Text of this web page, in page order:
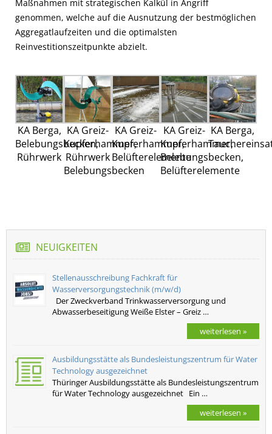
Maßnahmen mit strategischen Kalkül in Angriff
genommen, welche auf die Ausnutzung der bestmöglichen
Aggregatlaufzeiten und die optimalsten
Reinvestitionszeitpunkte abzielt.
KA Berga,
Belebungsbecken,
Rührwerk
KA Greiz-
Kupferhammer,
Rührwerk
Belebungsbecken
KA Greiz-
Kupferhammer,
Belüfterelemente
KA Greiz-
Kupferhammer,
Belebungsbecken,
Belüfterelemente
KA Berga,
NEUIGKEITEN
Stellenausschreibung Fachkraft für
Wasserversorgungstechnik (m/w/d)
Der Zweckverband Trinkwasserversorgung und
Abwasserbeseitigung Weiße Elster – Greiz …
weiterlesen »
Ausbildungsstätte als Bundesleistungszentrum für Water
Technology ausgezeichnet
Thüringer Ausbildungsstätte als Bundesleistungszentrum
für Water Technology ausgezeichnet Ein …
weiterlesen »